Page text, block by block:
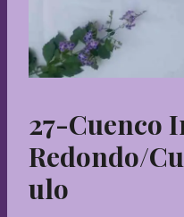
27-Cuenco
Redondo/
Ulo